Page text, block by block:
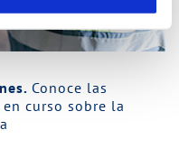
Conoce las
curso sobre la